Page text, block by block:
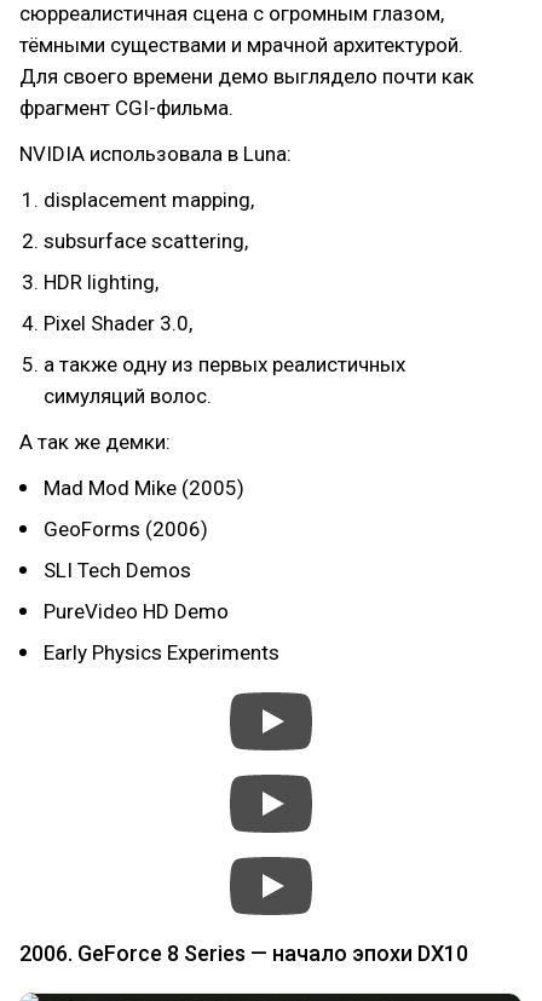
сюрреалистичная сцена с огромным глазом,
тёмными существами и мрачной архитектурой.
Для своего времени демо выглядело почти как
фрагмент CGI-фильма.
NVIDIA использовала в Luna:
displacement mapping,
subsurface scattering,
HDR lighting,
Pixel Shader 3.0,
а также одну из первых реалистичных
симуляций волос.
А так же демки:
Mad Mod Mike (2005)
GeoForms (2006)
SLI Tech Demos
PureVideo HD Demo
Early Physics Experiments
2006. GeForce 8 Series — начало эпохи DX10